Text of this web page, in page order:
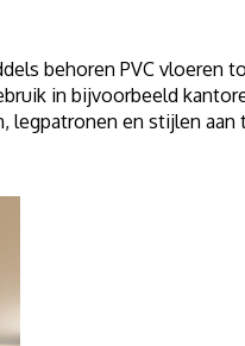
behoren PVC vloeren
in bijvoorbeeld
legpatronen en stijlen aan